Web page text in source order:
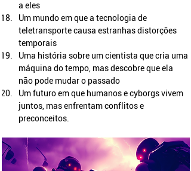
a eles
Um mundo em que a tecnologia de
teletransporte causa estranhas distorções
temporais
Uma história sobre um cientista que cria uma
máquina do tempo, mas descobre que ela
não pode mudar o passado
Um futuro em que humanos e cyborgs vivem
juntos, mas enfrentam conflitos e
preconceitos.